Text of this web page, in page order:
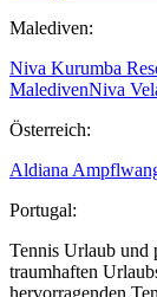
Malediven:
Niva Kurumba
MaledivenNiva
Österreich:
Aldiana
Portugal:
Tennis Urlaub und
traumhaften